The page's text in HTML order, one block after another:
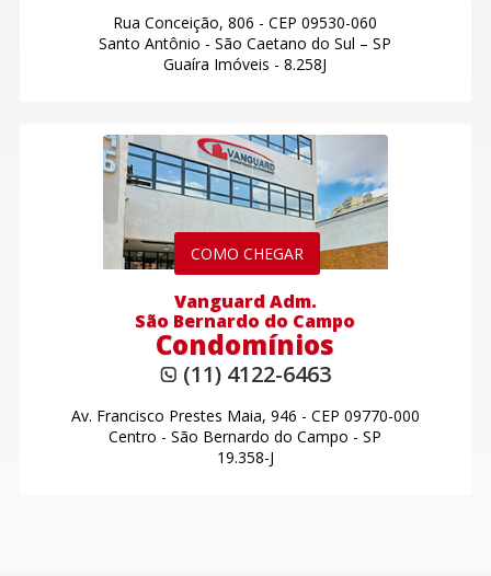
Rua Conceição, 806 -CEP 09530-060
Santo Antônio -São Caetano do Sul – SP
Guaíra Imóveis - 8.258J
COMO CHEGAR
Vanguard Adm.
São Bernardo do Campo
Condomínios
(11) 4122-6463
Av. Francisco Prestes Maia, 946 - CEP 09770-000
Centro -São Bernardo do Campo - SP
19.358-J